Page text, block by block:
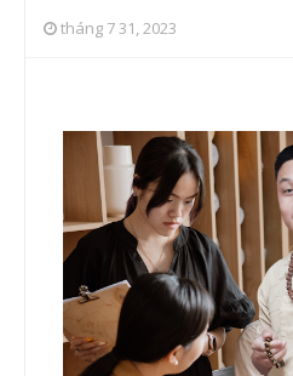
tháng 7 31, 2023